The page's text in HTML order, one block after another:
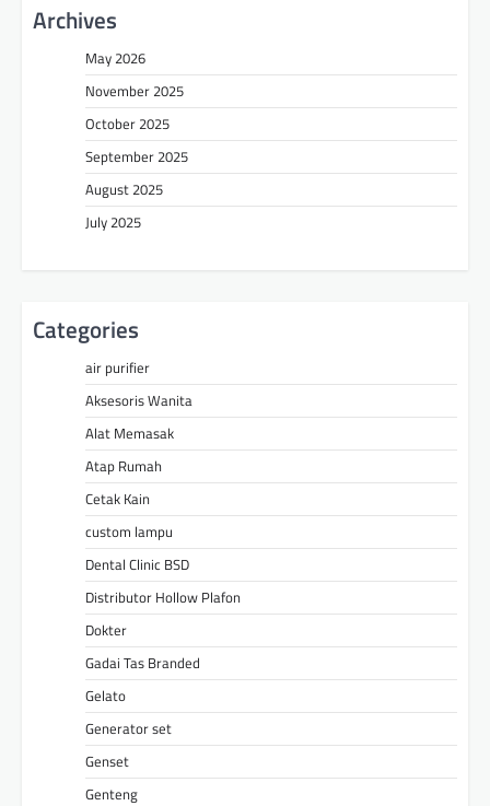
Archives
May 2026
November 2025
October 2025
September 2025
August 2025
July 2025
Categories
air purifier
Aksesoris Wanita
Alat Memasak
Atap Rumah
Cetak Kain
custom lampu
Dental Clinic BSD
Distributor Hollow Plafon
Dokter
Gadai Tas Branded
Gelato
Generator set
Genset
Genteng